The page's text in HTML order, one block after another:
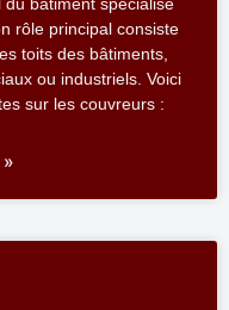
bâtiment spécialisé
rôle principal consiste
toits des bâtiments,
ou industriels. Voici
sur les couvreurs :
»